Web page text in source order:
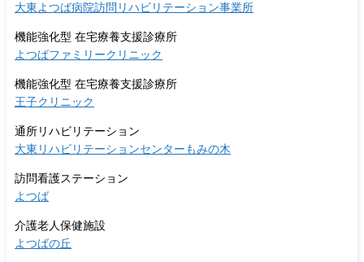
大東よつば病院訪問リハビリテーション事業所
機能強化型 在宅療養支援診療所
よつばファミリークリニック
機能強化型 在宅療養支援診療所
王子クリニック
通所リハビリテーション
大東リハビリテーションセンターもみの木
訪問看護ステーション
よつば
介護老人保健施設
よつばの丘